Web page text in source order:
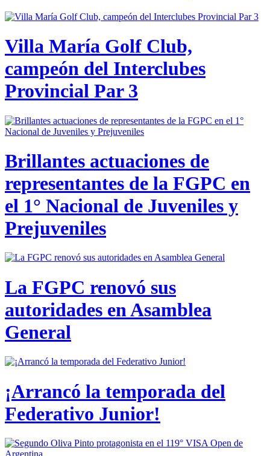
Villa María Golf Club,
campeón del Interclubes
Provincial Par 3
Brillantes actuaciones de
representantes de la FGPC en
el 1° Nacional de Juveniles y
Prejuveniles
La FGPC renovó sus
autoridades en Asamblea
General
¡Arrancó la temporada del
Federativo Junior!